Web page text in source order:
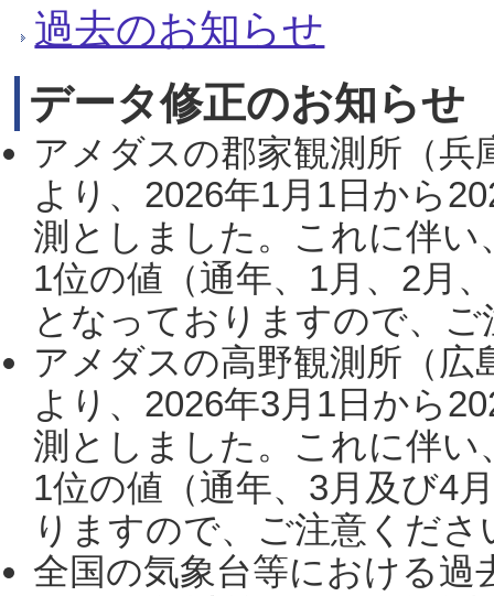
過去のお知らせ
データ修正のお知らせ
アメダスの郡家観測所（
より、2026年1月1日から
測としました。これに伴い
1位の値（通年、1月、2月
となっておりますので、
アメダスの高野観測所（
より、2026年3月1日から
測としました。これに伴い
1位の値（通年、3月及び4
りますので、ご注意くだ
全国の気象台等における過